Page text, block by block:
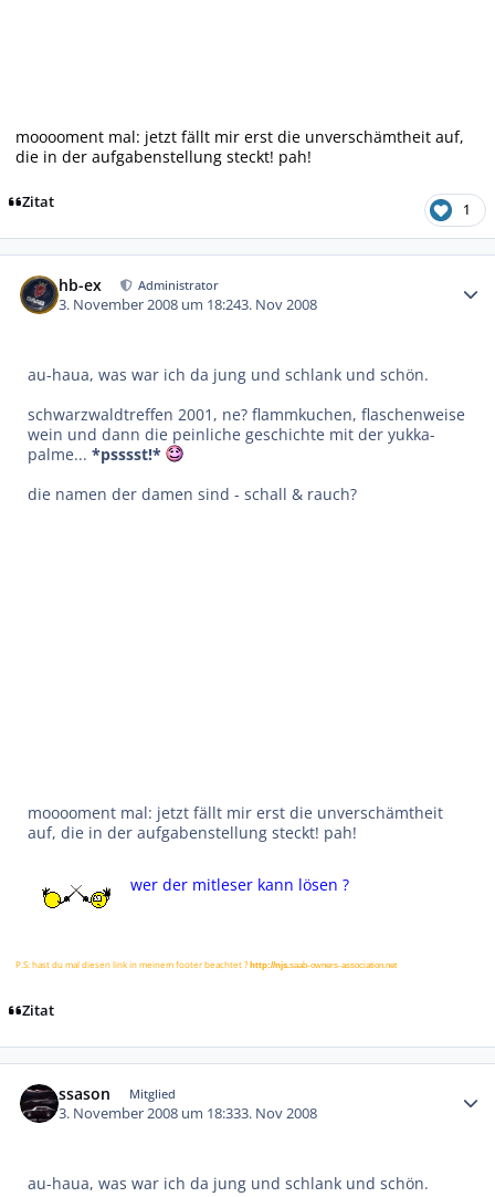
mooooment mal: jetzt fällt mir erst die unverschämtheit auf,
die in der aufgabenstellung steckt! pah!
Zitat 1
hb-ex Administrator
3. November 2008 um 18:243. Nov 2008
au-haua, was war ich da jung und schlank und schön.
schwarzwaldtreffen 2001, ne? flammkuchen, flaschenweise
wein und dann die peinliche geschichte mit der yukka-
palme...*psssst!*
die namen der damen sind - schall & rauch?
mooooment mal: jetzt fällt mir erst die unverschämtheit
auf, die in der aufgabenstellung steckt! pah!
wer der mitleser kann lösen ?
P.S: hast du mal diesen link in meinem footer beachtet ? http://njs.saab-owners-association.net
Zitat
ssason Mitglied
3. November 2008 um 18:333. Nov 2008
au-haua, was war ich da jung und schlank und schön.